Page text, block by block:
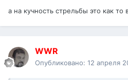
а на кучность стрельбы это как то
WWR
Опубликовано: 12 апреля